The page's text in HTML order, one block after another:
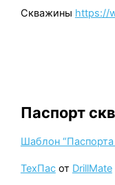
Скважины https://
Паспорт
Шаблон
ТехПасот DrillMate